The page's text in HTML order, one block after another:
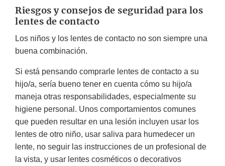
Riesgos y consejos de seguridad para los
lentes de contacto
Los niños y los lentes de contacto no son siempre una
buena combinación.
Si está pensando comprarle lentes de contacto a su
hijo/a, sería bueno tener en cuenta cómo su hijo/a
maneja otras responsabilidades, especialmente su
higiene personal. Unos comportamientos comunes
que pueden resultar en una lesión incluyen usar los
lentes de otro niño, usar saliva para humedecer un
lente, no seguir las instrucciones de un profesional de
la vista, y usar lentes cosméticos o decorativos